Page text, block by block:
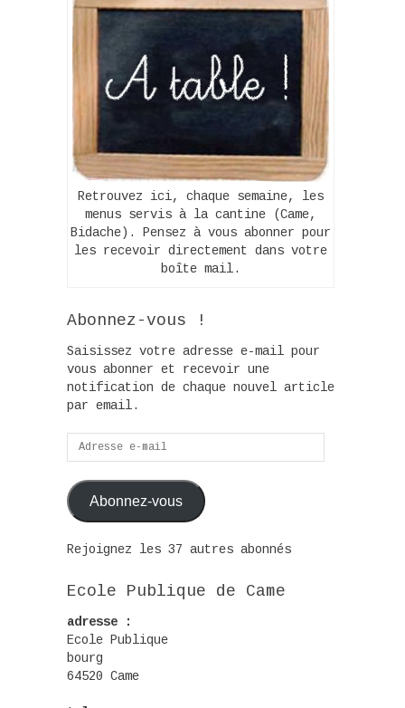
Retrouvez ici, chaque semaine, les
menus servis à la cantine (Came,
Bidache). Pensez à vous abonner pour
les recevoir directement dans votre
boîte mail.
Abonnez-vous !
Saisissez votre adresse e-mail pour
vous abonner et recevoir une
notification de chaque nouvel article
par email.
Adresse
e-
mail
Abonnez-vous
Rejoignez les 37 autres abonnés
Ecole Publique de Came
adresse :
Ecole Publique
bourg
64520 Came